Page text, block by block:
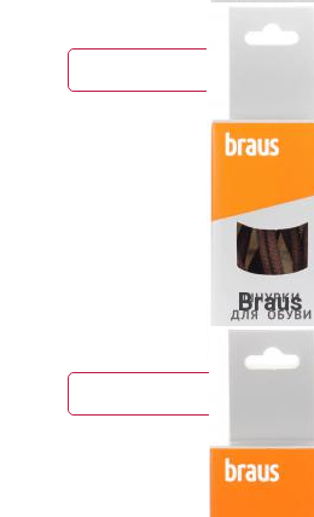
100 руб.
Braus
90 руб.